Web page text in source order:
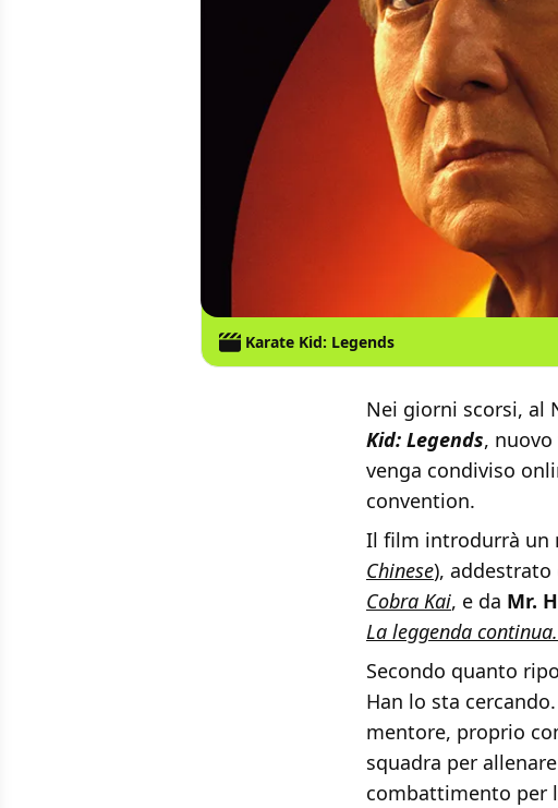
Karate Kid: Legends
Nei giorni scorsi, al
Kid: Legends,
venga condiviso
convention.
Il film introdurrà un
Chinese), addestrato
Cobra Kai, e da Mr.
La leggenda continua.
Secondo quanto
Han lo sta
mentore, proprio
squadra per
combattimento per